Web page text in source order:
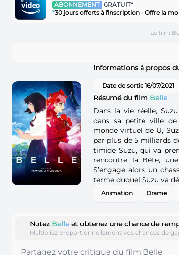
ABONNEMENT GRATUIT*
*30 jours offerts à l'inscription - Offre la
Le film
Informations à propos
Date de sortie 16/07/2021
Résumé du film Belle
Dans la vie réelle,
dans sa petite ville
monde virtuel de U,
par plus de 5 milliards
timide Suzu, qui va
rencontre la Bête, une
S’engage alors un
terme duquel Suzu va
Animation Drame
Notez Belle et obtenez une chance de
Multipliez proportionnellement vos chances de